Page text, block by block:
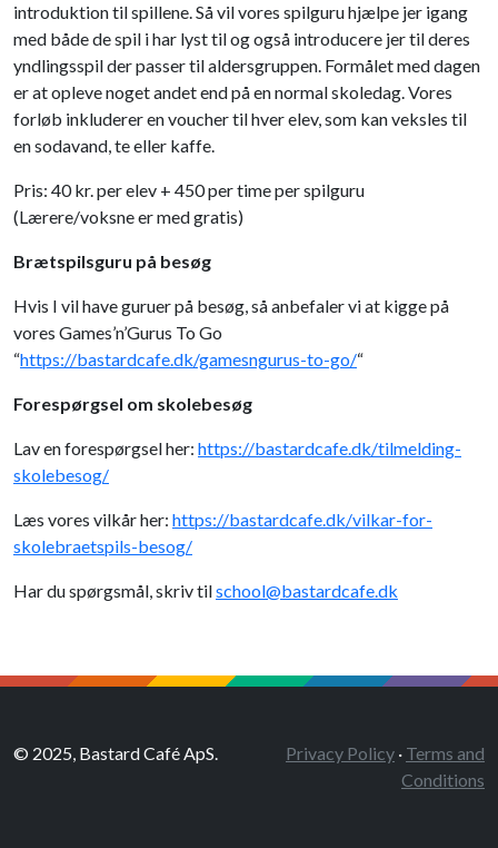
introduktion til spillene. Så vil vores spilguru hjælpe jer igang
med både de spil i har lyst til og også introducere jer til deres
yndlingsspil der passer til aldersgruppen. Formålet med dagen
er at opleve noget andet end på en normal skoledag. Vores
forløb inkluderer en voucher til hver elev, som kan veksles til
en sodavand, te eller kaffe.
Pris: 40 kr. per elev + 450 per time per spilguru
(Lærere/voksne er med gratis)
Brætspilsguru på besøg
Hvis I vil have guruer på besøg, så anbefaler vi at kigge på
vores Games’n’Gurus To Go
“https://bastardcafe.dk/gamesngurus-to-go/“
Forespørgsel om skolebesøg
Lav en forespørgsel her: https://bastardcafe.dk/tilmelding-
skolebesog/
Læs vores vilkår her: https://bastardcafe.dk/vilkar-for-
skolebraetspils-besog/
Har du spørgsmål, skriv tilschool@bastardcafe.dk
© 2025, Bastard Café ApS. Privacy Policy · Terms and
Conditions